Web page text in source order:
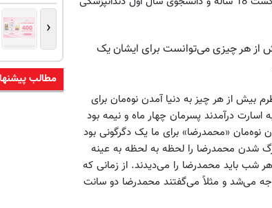
از هر چیزی می‌توانست برای ایشان یک
بیش از هر چیز به دنیا آمدن نوه‌مان برای
درآمدند پسرمان چهار ماه و نیمه بود
نوه‌مان «محمدرضا» برای ما یک دگرگونی بود
شدن محمدرضا را لحظه به لحظه به عینه
شب باید محمدرضا را می‌دیدند. از زمانی که
می‌شد و مثلاً می‌گفتند محمدرضا دو سانت
‹
مطالب